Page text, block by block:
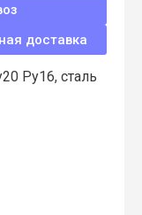
доставка
Ру16, сталь